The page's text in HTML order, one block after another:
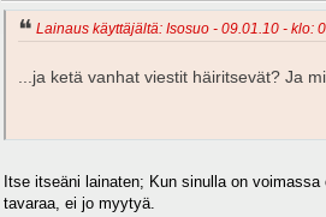
Lainaus käyttäjältä: Isosuo - 09.01.10 - klo:
...ja ketä vanhat viestit häiritsevät? Ja
Itse itseäni lainaten; Kun sinulla on
tavaraa, ei jo myytyä.